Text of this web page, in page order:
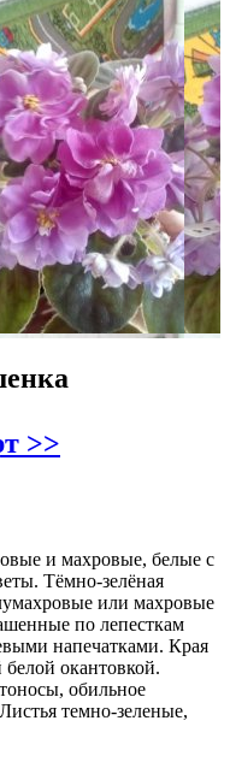
>>
и махровые, белые с
Тёмно-зелёная
или махровые
по лепесткам
напечатками. Края
окантовкой.
обильное
темно-зеленые,